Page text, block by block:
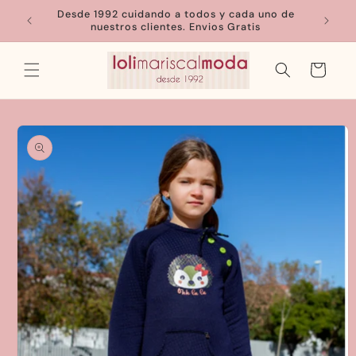
directamenteDesde 1992 cuidando a todos y cada uno de
nuestros clientes. Envios Gratis
Carrito
directamente
a la
información
del producto